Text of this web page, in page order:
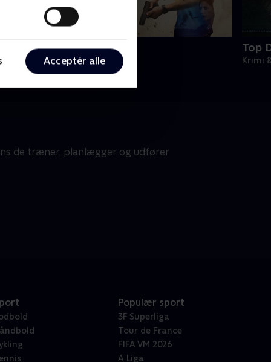
Acceptér alle
Hamilton
& Spænding • 2 sæsoner
Top
Krimi
de træner, planlægger og udfører
Populær sport
3F Superliga
Tour de France
FIFA VM 2026
A Liga